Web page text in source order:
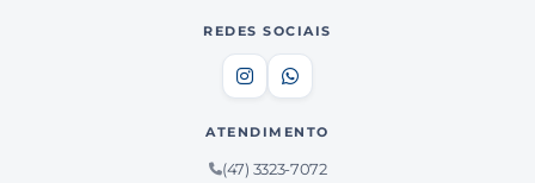
REDES SOCIAIS
ATENDIMENTO
(47) 3323-7072